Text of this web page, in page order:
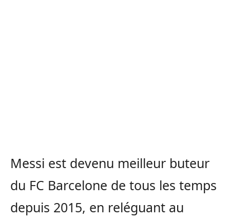
Messi est devenu meilleur buteur
du FC Barcelone de tous les temps
depuis 2015, en reléguant au